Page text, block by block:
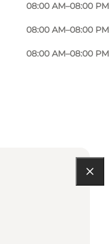
08:00 AM–08:00 PM
08:00 AM–08:00 PM
08:00 AM–08:00 PM